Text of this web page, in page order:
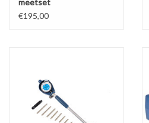
meetset
€195,00